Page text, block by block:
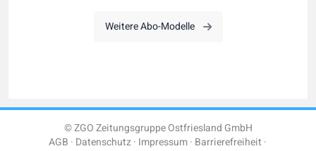
Weitere Abo-Modelle
© ZGO Zeitungsgruppe Ostfriesland GmbH
AGB Datenschutz Impressum Barrierefreiheit